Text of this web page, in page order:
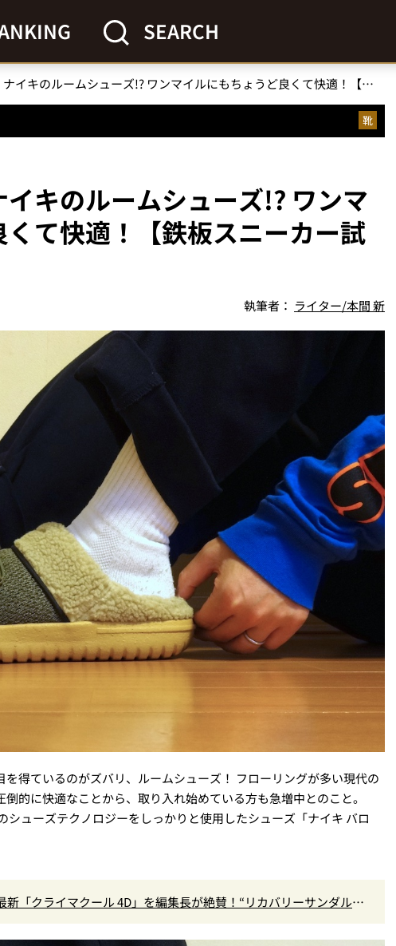
SEARCH
【冬でも暖かい】ナイキのルームシューズ!? ワンマイルにもちょうど良くて快適！【鉄板スニーカー試し履き】
靴
イキのルームシューズ!? ワンマ
て快適！【鉄板スニーカー試
執筆者： ライター/本間 新
得ているのがズバリ、ルームシューズ！ フローリングが多い現代の
的に快適なことから、取り入れ始めている方も急増中とのこと。
シューズテクノロジーをしっかりと使用したシューズ「ナイキ バロ
新「クライマクール 4D」を編集長が絶賛！“リカバリーサンダル級